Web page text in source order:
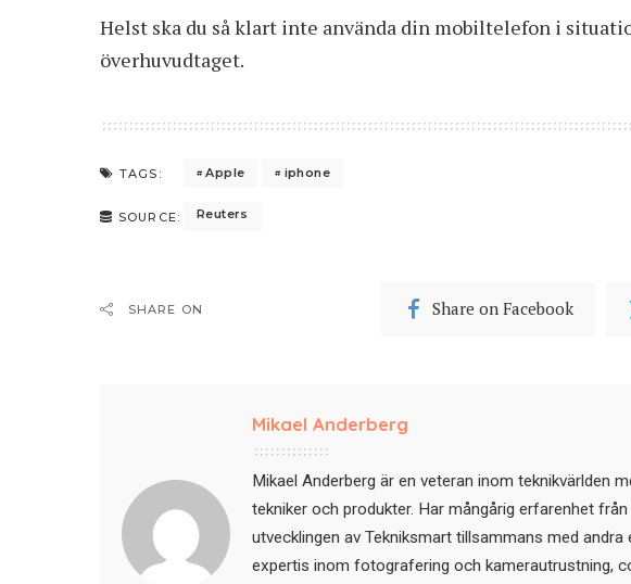
Helst ska du så klart inte använda din mobiltelefon i
överhuvudtaget.
TAGS: Apple iphone
SOURCE: Reuters
SHARE ON Share on Facebook
Mikael Anderberg
Mikael Anderberg är en veteran inom teknikvärlden
tekniker och produkter. Har mångårig erfarenhet
utvecklingen av Tekniksmart tillsammans med andra
expertis inom fotografering och kamerautrustning,